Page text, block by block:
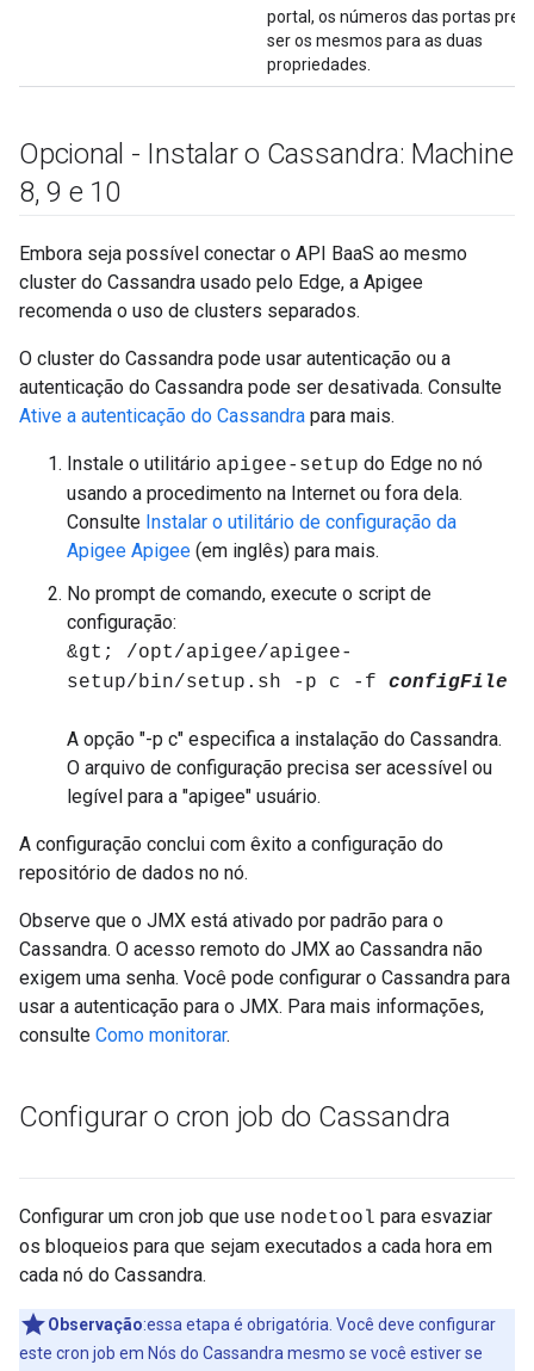
portal, os números das portas
ser os mesmos para as duas
propriedades.
Opcional - Instalar o Cassandra: Machine
8, 9 e 10
Embora seja possível conectar o API BaaS ao mesmo
cluster do Cassandra usado pelo Edge, a Apigee
recomenda o uso de clusters separados.
O cluster do Cassandra pode usar autenticação ou a
autenticação do Cassandra pode ser desativada. Consulte
Ative a autenticação do Cassandra para mais.
Instale o utilitário apigee-setup do Edge no nó
usando a procedimento na Internet ou fora dela.
Consulte Instalar o utilitário de configuração da
Apigee Apigee (em inglês) para mais.
No prompt de comando, execute o script de
configuração:
&gt; /opt/apigee/apigee-
setup/bin/setup.sh -p c -f configFile
A opção "-p c" especifica a instalação do Cassandra.
O arquivo de configuração precisa ser acessível ou
legível para a "apigee" usuário.
A configuração conclui com êxito a configuração do
repositório de dados no nó.
Observe que o JMX está ativado por padrão para o
Cassandra. O acesso remoto do JMX ao Cassandra não
exigem uma senha. Você pode configurar o Cassandra para
usar a autenticação para o JMX. Para mais informações,
consulte Como monitorar.
Configurar o cron job do Cassandra
Configurar um cron job que use nodetool para esvaziar
os bloqueios para que sejam executados a cada hora em
cada nó do Cassandra.
Observação:essa etapa é obrigatória. Você deve configurar
este cron job em Nós do Cassandra mesmo se você estiver se